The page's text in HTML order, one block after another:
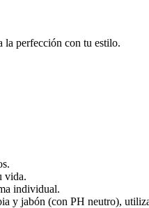
la perfección con tu estilo.
vida.
individual.
y jabón (con PH neutro),